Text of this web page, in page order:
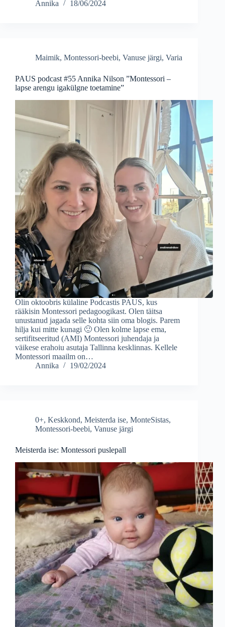
Annika 18/06/2024
Maimik, Montessori-beebi, Vanuse järgi, Varia
PAUS podcast #55 Annika Nilson ”Montessori –
lapse arengu igakülgne toetamine”
Olin oktoobris külaline Podcastis PAUS, kus
rääkisin Montessori pedagoogikast. Olen täitsa
unustanud jagada selle kohta siin oma blogis. Parem
hilja kui mitte kunagi 🙂 Olen kolme lapse ema,
sertifitseeritud (AMI) Montessori juhendaja ja
väikese erahoiu asutaja Tallinna kesklinnas. Kellele
Montessori maailm on…
Annika
19/02/2024
0+, Keskkond, Meisterda ise, MonteSistas,
Montessori-beebi, Vanuse järgi
Meisterda ise: Montessori puslepall